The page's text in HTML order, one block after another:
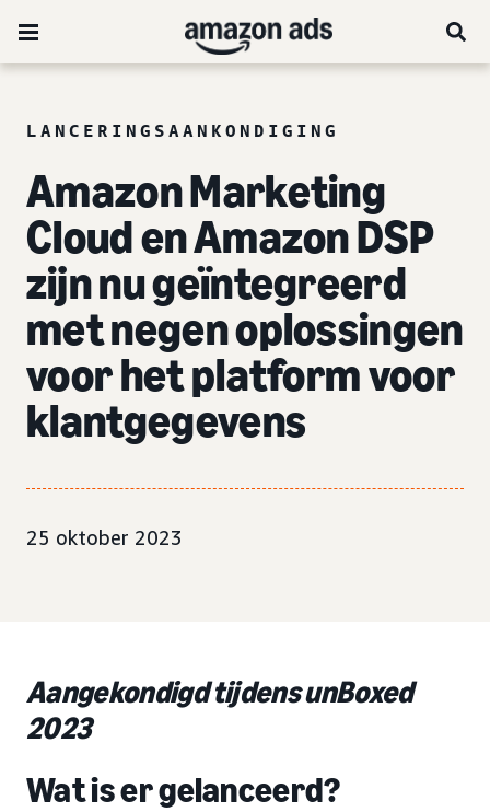
LANCERINGSAANKONDIGING
Amazon Marketing
Cloud en Amazon DSP
zijn nugeïntegreerd
met negen oplossingen
voor het platform voor
klantgegevens
25 oktober 2023
Aangekondigd tijdens unBoxed
2023
Wat is er gelanceerd?